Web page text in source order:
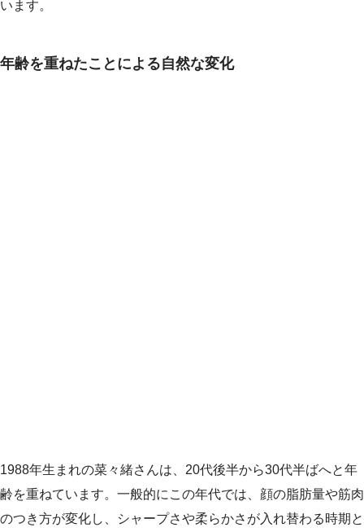
います。
年齢を重ねたことによる自然な変化
1988年生まれの菜々緒さんは、20代後半から30代半ばへと年
齢を重ねています。一般的にこの年代では、顔の脂肪量や筋肉
のつき方が変化し、シャープさや柔らかさが入れ替わる時期と